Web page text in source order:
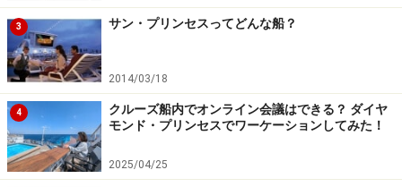
ッフとのコミュニケーションに役立つ英語表現を掲載
・その他
シルバー・ムーン（船）のサービスとして、レセプショ
ン前に通訳が待機
レストランのメニューはもちろん、バーのメニューまで日本
語メニューを用意（ジャパネットクルーズ）
3 サン・プリンセスってどんな船？
2014/03/18
4
クルーズ船内でオンライン会議はできる？ ダイヤ
モンド・プリンセスでワーケーションしてみた！
2025/04/25